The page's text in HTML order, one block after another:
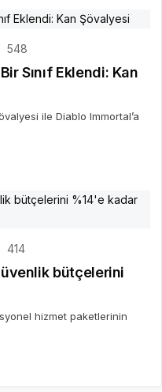
548
Sınıf Eklendi: Kan
ile Diablo Immortal’a
414
bütçelerini
hizmet paketlerinin